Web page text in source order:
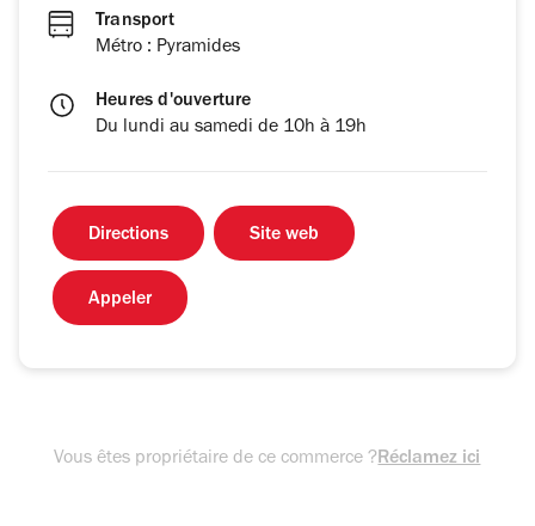
Transport
Métro : Pyramides
Heures d'ouverture
Du lundi au samedi de 10h à 19h
Directions Site web
Appeler
Vous êtes propriétaire de ce commerce ?Réclamez ici